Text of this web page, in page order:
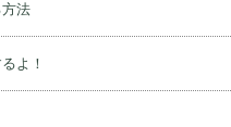
法
よ！